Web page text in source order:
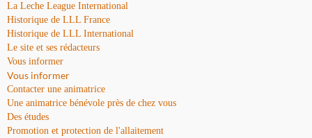
La Leche League International
Historique de LLL France
Historique de LLL International
Le site et ses rédacteurs
Vous informer
Vous informer
Contacter une animatrice
Une animatrice bénévole près de chez vous
Des études
Promotion et protection de l'allaitement